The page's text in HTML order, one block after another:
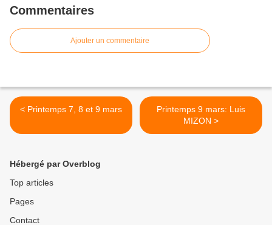
Commentaires
Ajouter un commentaire
< Printemps 7, 8 et 9 mars
Printemps 9 mars: Luis
MIZON >
Hébergé par Overblog
Top articles
Pages
Contact